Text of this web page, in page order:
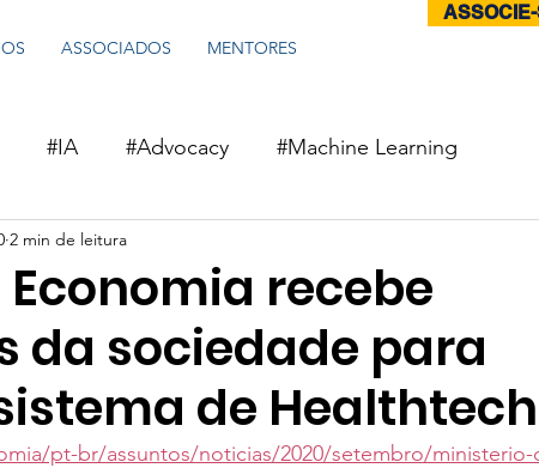
ASSOCIADOS MENTORES
#IA #Advocacy #Machine Learning
5.0
recebe
da sociedade para
de
2 min de leitura
pt-br/assuntos/noticias/2020/setembro/ministerio-